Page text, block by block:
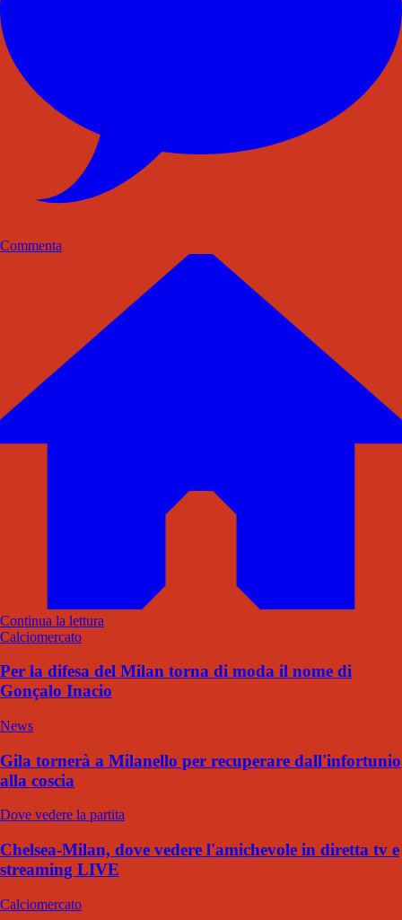
Commenta
Continua la lettura
Calciomercato
Per la difesa del Milan torna di moda il nome di
Gonçalo Inacio
News
Gila tornerà a Milanello per recuperare dall'infortunio
alla coscia
Dove vedere la partita
Chelsea-Milan, dove vedere l'amichevole in diretta tv e
streaming LIVE
Calciomercato